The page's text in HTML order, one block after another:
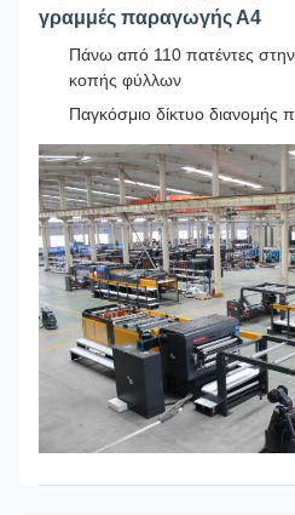
γραμμές παραγωγής Α4
Πάνω από 110 πατέντες
κοπής φύλλων
Παγκόσμιο δίκτυο διανομής